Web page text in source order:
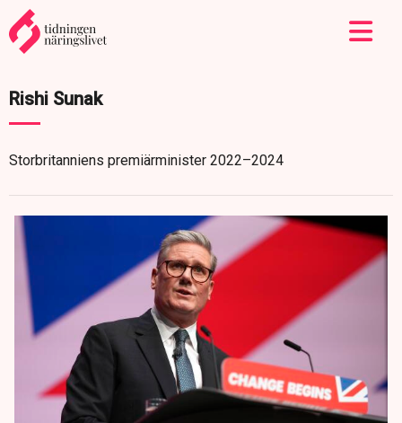
Rishi Sunak
Storbritanniens premiärminister 2022–2024